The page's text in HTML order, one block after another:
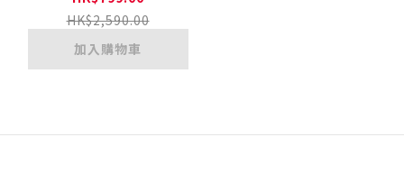
HK$2,590.00
加入購物車